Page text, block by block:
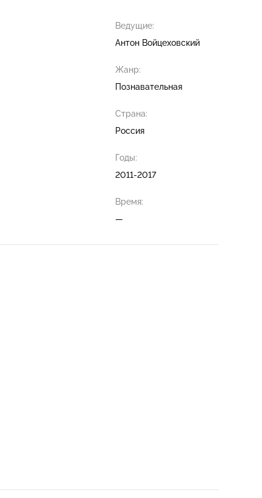
Ведущие:
Антон Войцеховский
Жанр:
Познавательная
Страна:
Россия
Годы:
2011-2017
Время:
—